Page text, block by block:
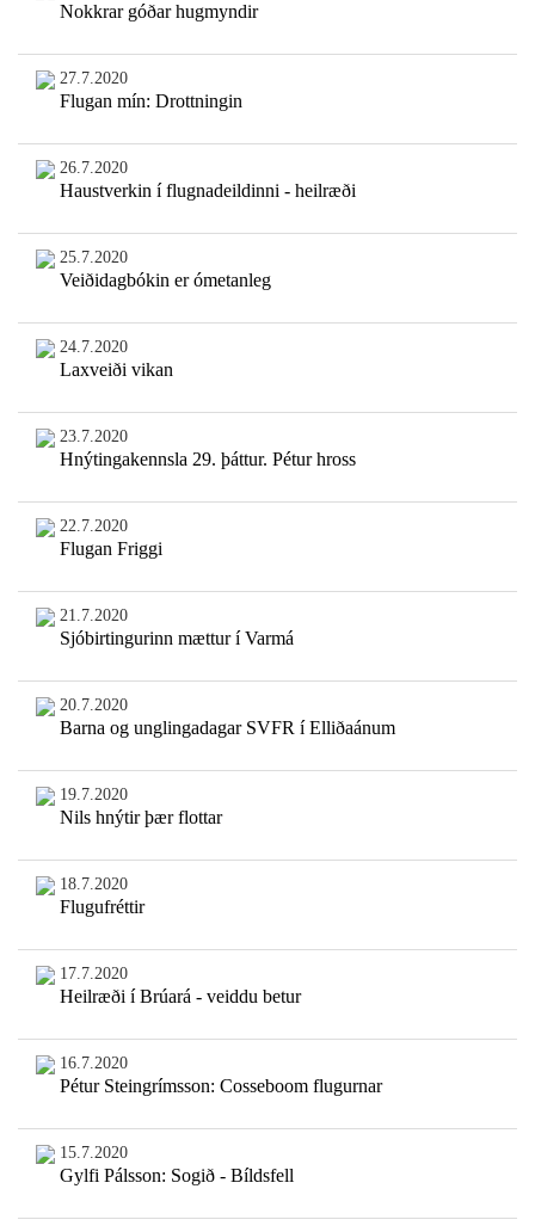
Nokkrar góðar hugmyndir
27.7.2020
Flugan mín: Drottningin
26.7.2020
Haustverkin í flugnadeildinni - heilræði
25.7.2020
Veiðidagbókin er ómetanleg
24.7.2020
Laxveiði vikan
23.7.2020
Hnýtingakennsla 29. þáttur. Pétur hross
22.7.2020
Flugan Friggi
21.7.2020
Sjóbirtingurinn mættur í Varmá
20.7.2020
Barna og unglingadagar SVFR í Elliðaánum
19.7.2020
Nils hnýtir þær flottar
18.7.2020
Flugufréttir
17.7.2020
Heilræði í Brúará - veiddu betur
16.7.2020
Pétur Steingrímsson: Cosseboom flugurnar
15.7.2020
Gylfi Pálsson: Sogið - Bíldsfell